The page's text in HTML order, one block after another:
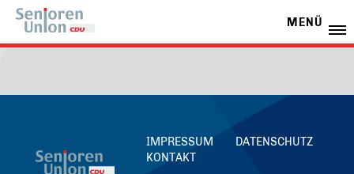
MENÜ
IMPRESSUM
DATENSCHUTZ
KONTAKT